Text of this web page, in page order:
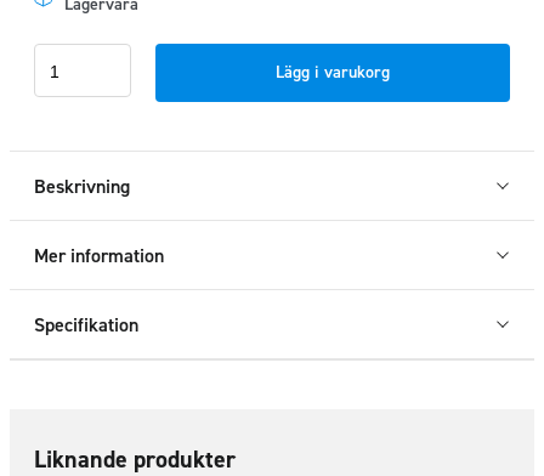
Toyota
Hilux
24
Lägg i varukorg
Beskrivning
Mer information
Specifikation
Liknande produkter